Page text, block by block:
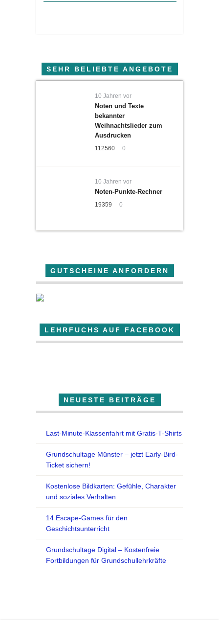
SEHR BELIEBTE ANGEBOTE
10 Jahren vor
Noten und Texte
bekannter
Weihnachtslieder zum
Ausdrucken
112560 0
10 Jahren vor
Noten-Punkte-Rechner
19359 0
GUTSCHEINE ANFORDERN
LEHRFUCHS AUF FACEBOOK
NEUESTE BEITRÄGE
Last-Minute-Klassenfahrt mit Gratis-T-Shirts
Grundschultage Münster – jetzt Early-Bird-
Ticket sichern!
Kostenlose Bildkarten: Gefühle, Charakter
und soziales Verhalten
14 Escape-Games für den
Geschichtsunterricht
Grundschultage Digital – Kostenfreie
Fortbildungen für Grundschullehrkräfte